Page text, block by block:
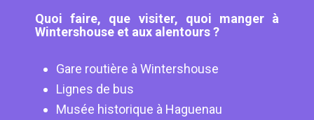
Quoi faire, que visiter, quoi manger à
Wintershouse et aux alentours ?
Gare routière à Wintershouse
Lignes de bus
Musée historique à Haguenau